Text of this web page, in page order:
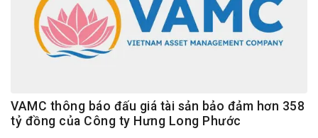
VAMC thông báo đấu giá tài sản bảo đảm hơn 358
tỷ đồng của Công ty Hưng Long Phước